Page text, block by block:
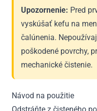
Upozornenie: Pred
vyskúšať kefu na
čalúnenia.
poškodené povrchy,
mechanické čistenie.
Návod na použitie